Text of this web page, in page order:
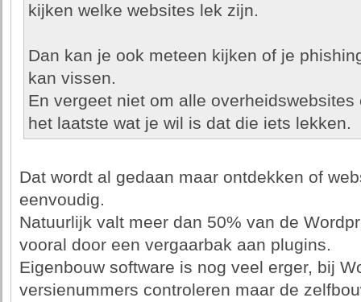
kijken welke websites lek zijn.
Dan kan je ook meteen kijken of je
kan vissen.
En vergeet niet om alle
het laatste wat je wil is dat die iets lekken.
Dat wordt al gedaan maar ontdekken of
eenvoudig.
Natuurlijk valt meer dan 50% van de
vooral door een vergaarbak aan plugins.
Eigenbouw software is nog veel erger, bij
versienummers controleren maar de